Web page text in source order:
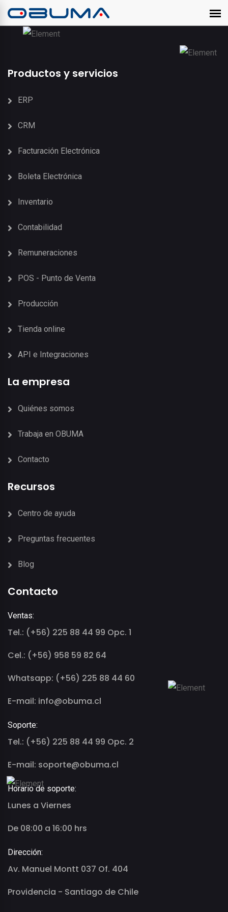
Productos y servicios
ERP
CRM
Facturación Electrónica
Boleta Electrónica
Inventario
Contabilidad
Remuneraciones
POS - Punto de Venta
Producción
Tienda online
API e Integraciones
La empresa
Quiénes somos
Trabaja en OBUMA
Contacto
Recursos
Centro de ayuda
Preguntas frecuentes
Blog
Contacto
Ventas:
Tel.: (+56) 225 88 44 99 Opc. 1
Cel.: (+56) 958 59 82 64
Whatsapp: (+56) 225 88 44 60
E-mail: info@obuma.cl
Soporte:
Tel.: (+56) 225 88 44 99 Opc. 2
E-mail: soporte@obuma.cl
Horario de soporte:
Lunes a Viernes
De 08:00 a 16:00 hrs
Dirección:
Av. Manuel Montt 037 Of. 404
Providencia - Santiago de Chile